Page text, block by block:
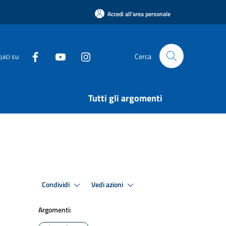
Accedi all'area personale
su Cerca
Tutti gli argomenti
Condividi Vedi azioni
Argomenti: